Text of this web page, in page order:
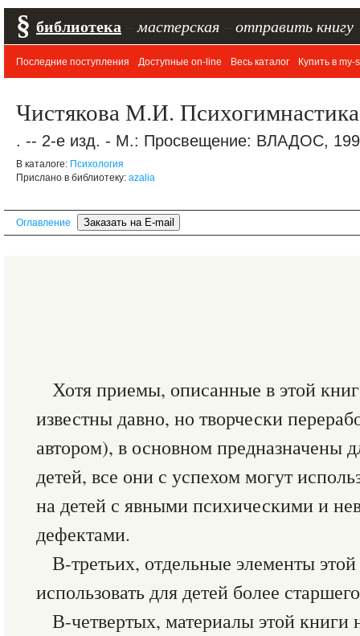
§ библиотека мастерская отправить книгу
Последние поступления Доступные on-line Весь каталог Купить в my-
Чистякова М.И.
. -- 2-е изд. - М.: Просвещение: ВЛАДОС,
В каталоге: Психология
Прислано в библиотеку: azalia
Оглавление
Хотя приемы, описанные в этой
известны давно, но творчески
автором), в основном предназначены
детей, все они с успехом могут
на детей с явными психическими и
дефектами.
В-третьих, отдельные элементы
использовать для детей более
В-четвертых, материалы этой книги